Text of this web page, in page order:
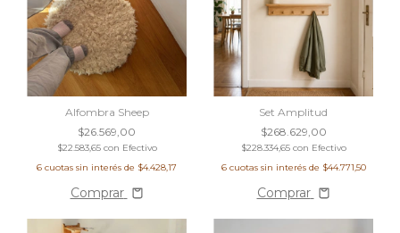
Alfombra Sheep
$26.569,00
$22.583,65 con Efectivo
6 cuotas sin interés de $4.428,17
Comprar
Set Amplitud
$268.629,00
$228.334,65 con Efectivo
6 cuotas sin interés de $44.771,50
Comprar